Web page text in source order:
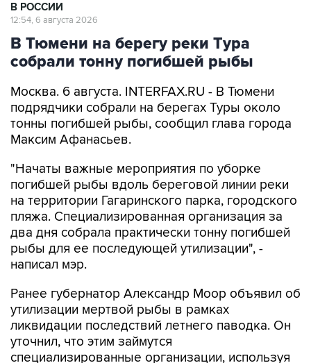
В РОССИИ
12:54, 6 августа 2026
В Тюмени на берегу реки Тура
собрали тонну погибшей рыбы
Москва. 6 августа. INTERFAX.RU - В Тюмени
подрядчики собрали на берегах Туры около
тонны погибшей рыбы, сообщил глава города
Максим Афанасьев.
"Начаты важные мероприятия по уборке
погибшей рыбы вдоль береговой линии реки
на территории Гагаринского парка, городского
пляжа. Специализированная организация за
два дня собрала практически тонну погибшей
рыбы для ее последующей утилизации", -
написал мэр.
Ранее губернатор Александр Моор объявил об
утилизации мертвой рыбы в рамках
ликвидации последствий летнего паводка. Он
уточнил, что этим займутся
специализированные организации, используя